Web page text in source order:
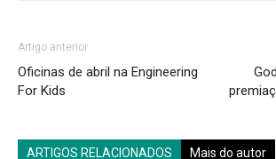
Artigo anterior
Oficinas de abril na Engineering
For Kids
ARTIGOS RELACIONADOS Mais do autor